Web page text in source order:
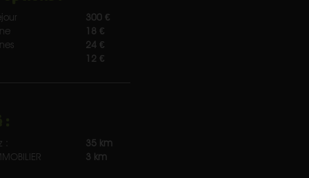
300 €
18 €
24 €
12 €
35 km
3 km